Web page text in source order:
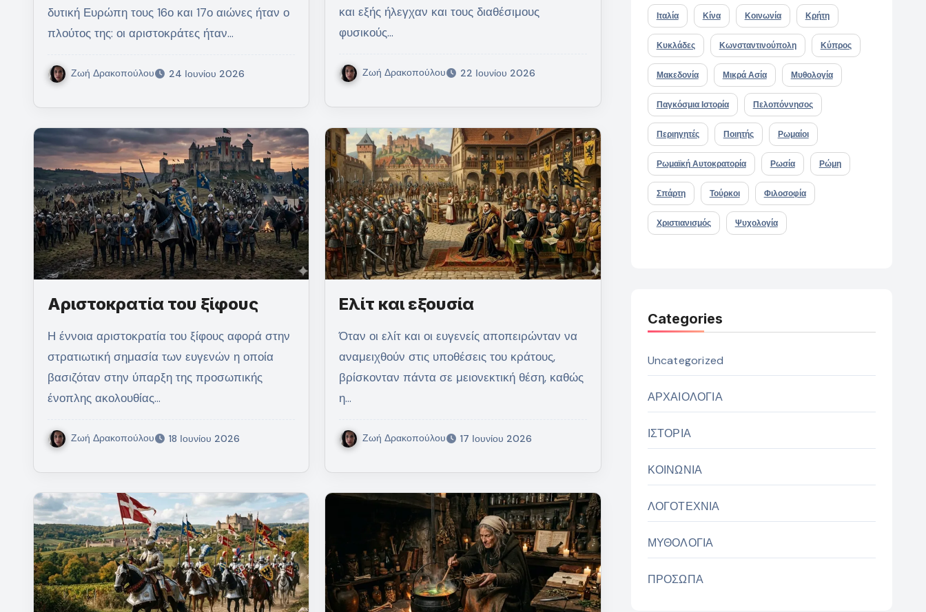
δυτική Ευρώπη τους 16ο και 17ο αιώνες ήταν ο
πλούτος της: οι αριστοκράτες ήταν…
Ζωή Δρακοπούλου 24 Ιουνίου 2026
και εξής ήλεγχαν και τους διαθέσιμους
φυσικούς…
Ζωή Δρακοπούλου 22 Ιουνίου 2026
Αριστοκρατία του ξίφους
Η έννοια αριστοκρατία του ξίφους αφορά στην
στρατιωτική σημασία των ευγενών η οποία
βασιζόταν στην ύπαρξη της προσωπικής
ένοπλης ακολουθίας…
Ζωή Δρακοπούλου 18 Ιουνίου 2026
Ελίτ και εξουσία
Όταν οι ελίτ και οι ευγενείς αποπειρώνταν να
αναμειχθούν στις υποθέσεις του κράτους,
βρίσκονταν πάντα σε μειονεκτική θέση, καθώς
η…
Ζωή Δρακοπούλου 17 Ιουνίου 2026
Ιταλία Κίνα Κοινωνία Κρήτη
Κυκλάδες Κωνσταντινούπολη Κύπρος
Μακεδονία Μικρά Ασία Μυθολογία
Παγκόσμια Ιστορία Πελοπόννησος
Περιηγητές Ποιητής Ρωμαίοι
Ρωμαϊκή Αυτοκρατορία Ρωσία Ρώμη
Σπάρτη Τούρκοι Φιλοσοφία
Χριστιανισμός Ψυχολογία
Categories
Uncategorized
ΑΡΧΑΙΟΛΟΓΙΑ
ΙΣΤΟΡΙΑ
ΚΟΙΝΩΝΙΑ
ΛΟΓΟΤΕΧΝΙΑ
ΜΥΘΟΛΟΓΙΑ
ΠΡΟΣΩΠΑ